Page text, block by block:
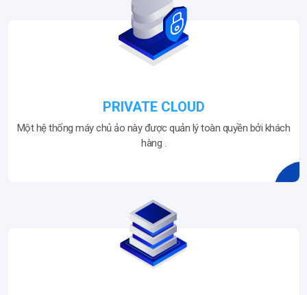
PRIVATE CLOUD
Một hệ thống máy chủ ảo này được quản lý toàn quyền bởi khách
hàng .